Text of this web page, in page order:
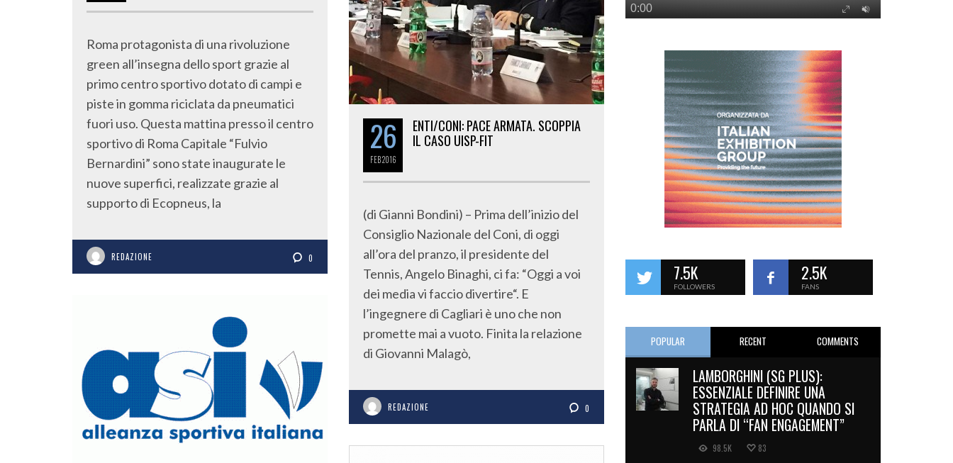
Roma protagonista di una rivoluzione
green all’insegna dello sport grazie al
primo centro sportivo dotato di campi e
piste in gomma riciclata da pneumatici
fuori uso. Questa mattina presso il centro
sportivo di Roma Capitale “Fulvio
Bernardini” sono state inaugurate le
nuove superfici, realizzate grazie al
supporto di Ecopneus, la
REDAZIONE 0
26
FEB2016
ENTI/CONI: PACE ARMATA. SCOPPIA
IL CASO UISP-FIT
(di Gianni Bondini) – Prima dell’inizio del
Consiglio Nazionale del Coni, di oggi
all’ora del pranzo, il presidente del
Tennis, Angelo Binaghi, ci fa: “Oggi a voi
dei media vi faccio divertire“. E
l’ingegnere di Cagliari è uno che non
promette mai a vuoto. Finita la relazione
di Giovanni Malagò,
REDAZIONE 0
7.5K
FOLLOWERS
2.5K
FANS
POPULAR RECENT COMMENTS
LAMBORGHINI (SG PLUS):
ESSENZIALE DEFINIRE UNA
STRATEGIA AD HOC QUANDO SI
PARLA DI “FAN ENGAGEMENT”
98.5K 83